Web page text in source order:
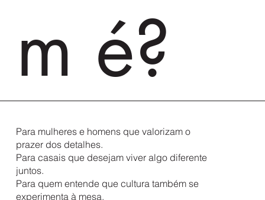
m é?
Para mulheres e homens que valorizam o
prazer dos detalhes.
Para casais que desejam viver algo diferente
juntos.
Para quem entende que cultura também se
experimenta à mesa.